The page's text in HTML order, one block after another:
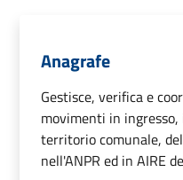
Anagrafe
Gestisce, verifica e
movimenti in
territorio comunale,
nell'ANPR ed in AIRE